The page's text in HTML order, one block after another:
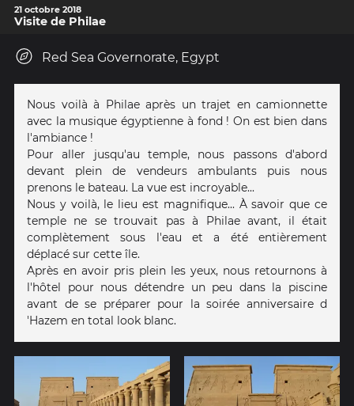
21 octobre 2018
Visite de Philae
Red Sea Governorate, Egypt
Nous voilà à Philae après un trajet en camionnette
avec la musique égyptienne à fond ! On est bien dans
l'ambiance !
Pour aller jusqu'au temple, nous passons d'abord
devant plein de vendeurs ambulants puis nous
prenons le bateau. La vue est incroyable...
Nous y voilà, le lieu est magnifique... À savoir que ce
temple ne se trouvait pas à Philae avant, il était
complètement sous l'eau et a été entièrement
déplacé sur cette île.
Après en avoir pris plein les yeux, nous retournons à
l'hôtel pour nous détendre un peu dans la piscine
avant de se préparer pour la soirée anniversaire d
'Hazem en total look blanc.